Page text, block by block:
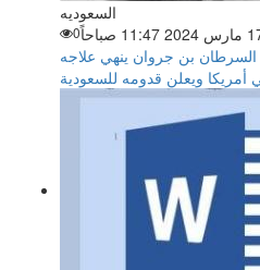
السعوديه
0
بن جروان ينهي علاجه
أمريكا ويعلن قدومه للسعودية